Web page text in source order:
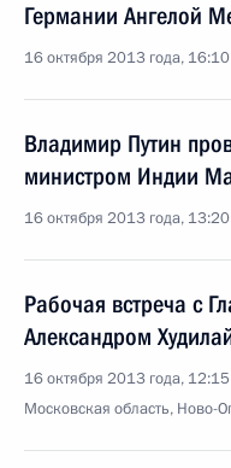
Германии Ангелой
16 октября 2013 года, 16:10
Владимир Путин
министром Индии
16 октября 2013 года, 13:20
Рабочая встреча с
Александром
16 октября 2013 года, 12:15
Московская область, Ново-